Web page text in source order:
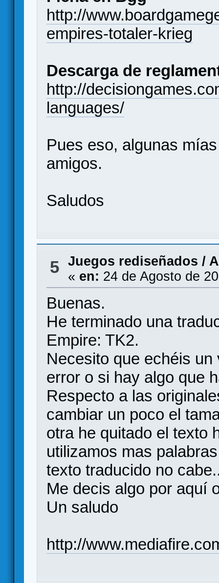
http://
empires-totaler-krieg
Descarga de
http://
languages/
Pues eso, algunas
amigos.
Saludos
5 Juegos rediseñados /
« en: 24 de Agosto de
Buenas.
He terminado una
Empire: TK2.
Necesito que echéis
error o si hay algo que
Respecto a las
cambiar un poco el
otra he quitado el texto
utilizamos mas
texto traducido no
Me decis algo por aquí
Un saludo
http://